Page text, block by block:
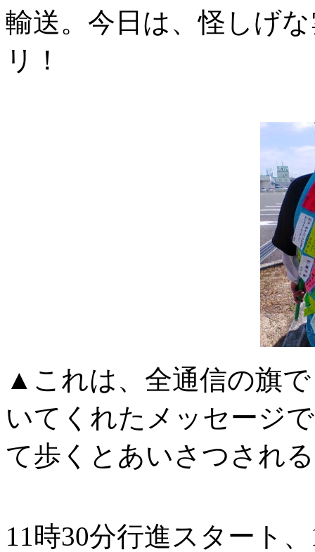
輸送。今日は、怪しげ
リ！
▲これは、全通信の旗
いてくれたメッセージ
て歩くとあいさつされ
11時30分行進スタート